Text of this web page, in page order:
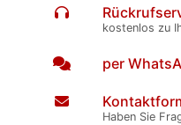
kostenlos zu
per
Haben Sie